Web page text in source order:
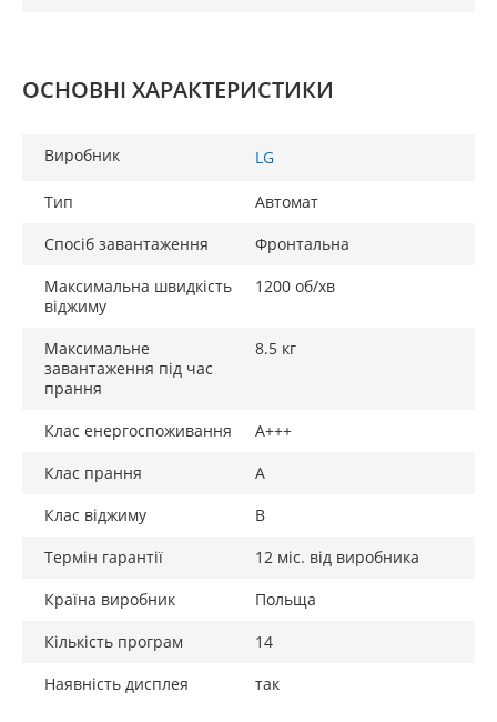
ОСНОВНІ ХАРАКТЕРИСТИКИ
Виробник LG
Тип
Автомат
Спосіб завантаження
Фронтальна
Максимальна швидкість
віджиму
1200 об/хв
Максимальне
завантаження під час
прання
8.5 кг
Клас енергоспоживання
A+++
Клас прання
A
Клас віджиму
B
Термін гарантії
12 міс. від виробника
Країна виробник
Польща
Кількість програм
14
Наявність дисплея
так